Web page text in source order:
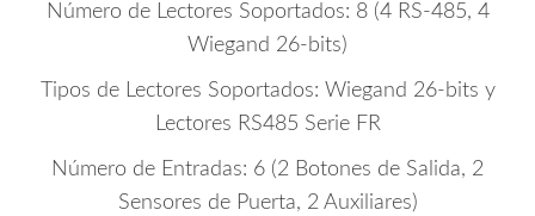
Número de Lectores Soportados: 8 (4 RS-485, 4
Wiegand 26-bits)
Tipos de Lectores Soportados: Wiegand 26-bits y
Lectores RS485 Serie FR
Número de Entradas: 6 (2 Botones de Salida, 2
Sensores de Puerta, 2 Auxiliares)